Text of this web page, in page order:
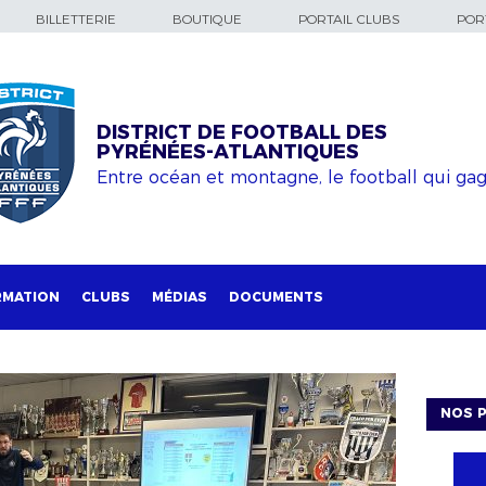
BILLETTERIE BOUTIQUE PORTAIL CLUBS
DISTRICT DE FOOTBALL DES
PYRÉNÉES-ATLANTIQUES
Entre océan et montagne, le football qui
CLUBS MÉDIAS DOCUMENTS
NOS